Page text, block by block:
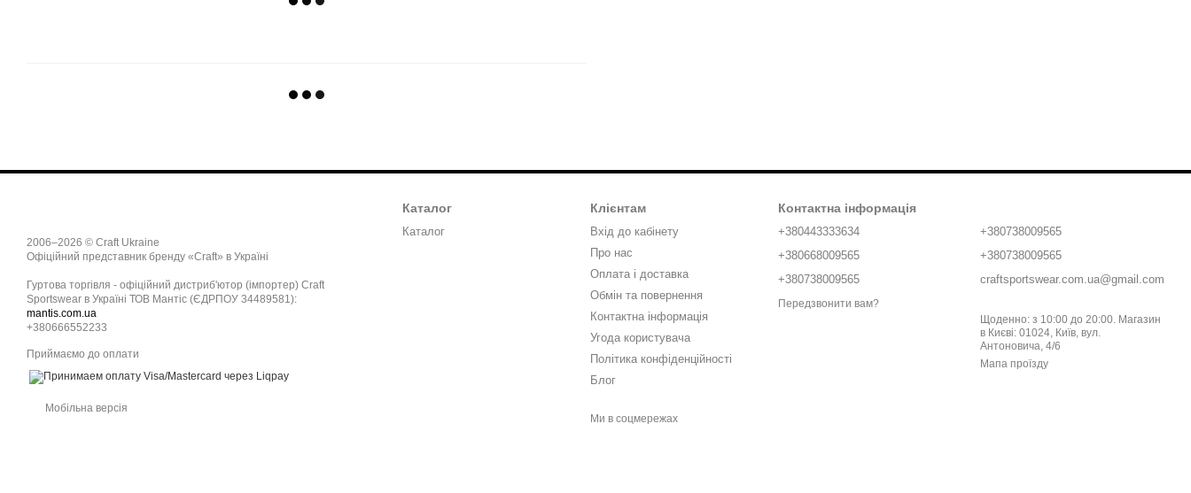
2006–2026 © Craft Ukraine
Офіційний представник бренду «Craft» в Україні
Гуртова торгівля - офіційний дистриб'ютор (імпортер) Craft
Sportswear в Україні ТОВ Мантіс (ЄДРПОУ 34489581):
mantis.com.ua
+380666552233
Приймаємо до оплати
Мобільна версія
Каталог
Каталог
Клієнтам
Вхід до кабінету
Про нас
Оплата і доставка
Обмін та повернення
Контактна інформація
Угода користувача
Політика конфіденційності
Блог
Ми в соцмережах
Контактна інформація
+380443333634
+380668009565
+380738009565
Передзвонити вам?
+380738009565
+380738009565
craftsportswear.com.ua@gmail.com
Щоденно: з 10:00 до 20:00. Магазин
в Києві: 01024, Київ, вул.
Антоновича, 4/6
Мапа проїзду